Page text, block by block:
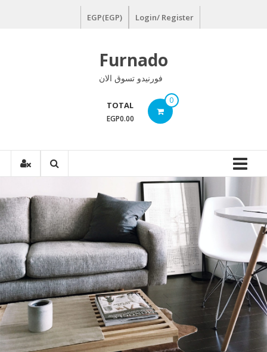
Login/ Register
EGP(EGP)
Furnado
فورنيدو تسوق الان
0
TOTAL
EGP0.00